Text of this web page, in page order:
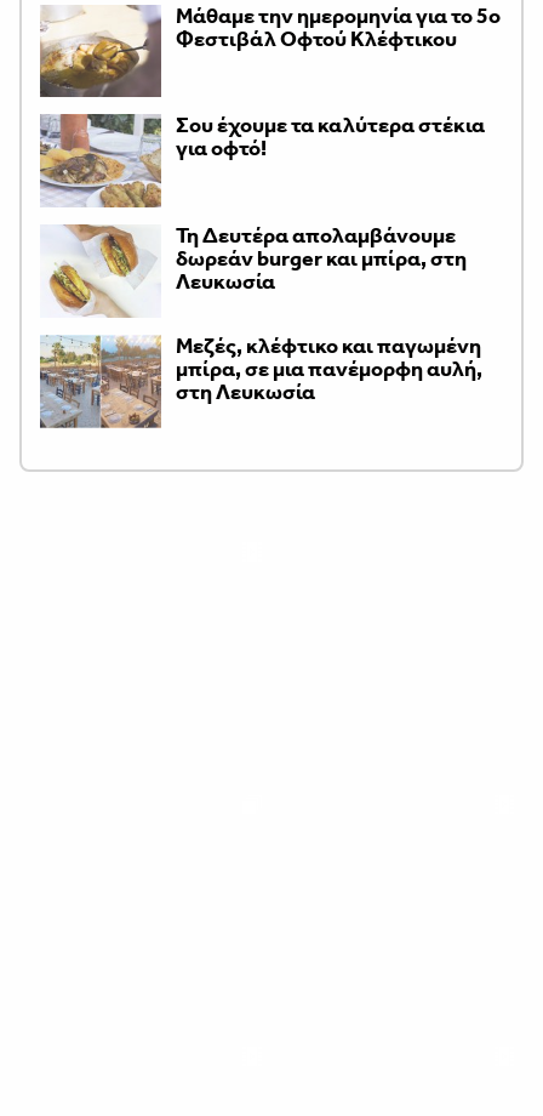
Μάθαμε την ημερομηνία για το 5ο
Φεστιβάλ Οφτού Κλέφτικου
Σου έχουμε τα καλύτερα στέκια
για οφτό!
Τη Δευτέρα απολαμβάνουμε
δωρεάν burger και μπίρα, στη
Λευκωσία
Μεζές, κλέφτικο και παγωμένη
μπίρα, σε μια πανέμορφη αυλή,
στη Λευκωσία